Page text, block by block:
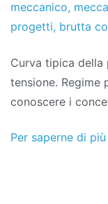
di
2022
meccanico,
progetti, brutta
Curva tipica della
tensione. Regime
conoscere i
Per saperne di più